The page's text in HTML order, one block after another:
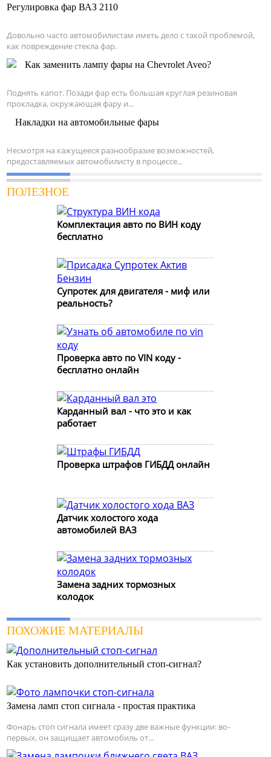
Регулировка фар ВАЗ 2110
Довольно часто автомобилистам иметь дело с такой проблемой,
как повреждение стекла фар.
Как заменить лампу фары на Chevrolet Aveo?
Поднять капот. Позади фар есть большая круглая резиновая
прокладка, окружающая фару и...
Накладки на автомобильные фары
Несмотря на кажущееся разнообразие возможностей,
предоставляемых автомобилисту в процессе...
ПОЛЕЗНОЕ
Комплектация авто по ВИН коду
бесплатно
Супротек для двигателя - миф или
реальность?
Проверка авто по VIN коду -
бесплатно онлайн
Карданный вал - что это и как
работает
Проверка штрафов ГИБДД онлайн
Датчик холостого хода
автомобилей ВАЗ
Замена задних тормозных
колодок
ПОХОЖИЕ МАТЕРИАЛЫ
Как установить дополнительный стоп-сигнал?
Замена ламп стоп сигнала - простая практика
Фонарь стоп сигнала имеет сразу две важные функции: во-
первых, он защищает автомобиль от...